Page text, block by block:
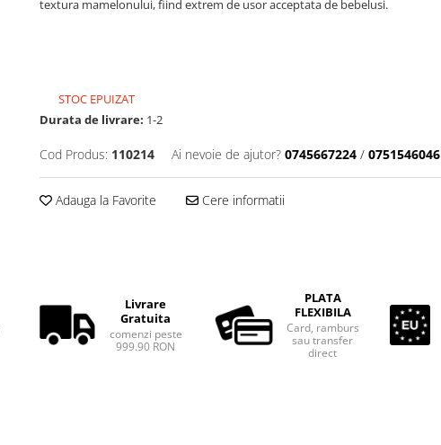
textura mamelonului, fiind extrem de usor acceptata de bebelusi.
STOC EPUIZAT
Durata de livrare: 1-2
Cod Produs: 110214 Ai nevoie de ajutor? 0745667224 / 0751546046
Adauga la Favorite Cere informatii
Livrare
Gratuita
comenzi peste
999.90 RON
PLATA
FLEXIBILA
Card, ramburs
sau transfer
direct